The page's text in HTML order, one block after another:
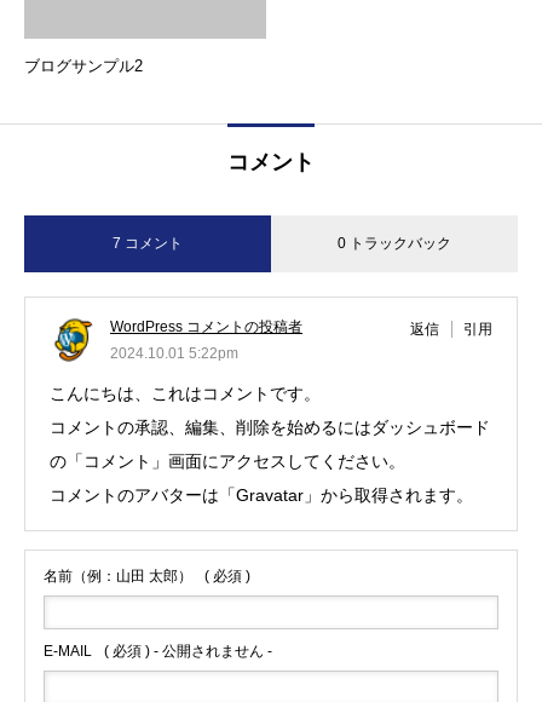
ブログサンプル2
コメント
7 コメント 0 トラックバック
WordPress コメントの投稿者
2024.10.01 5:22pm
返信 引用
こんにちは、これはコメントです。
コメントの承認、編集、削除を始めるにはダッシュボード
の「コメント」画面にアクセスしてください。
コメントのアバターは「Gravatar 」から取得されます。
名前（例：山田 太郎） ( 必須 )
E-MAIL ( 必須 ) - 公開されません -